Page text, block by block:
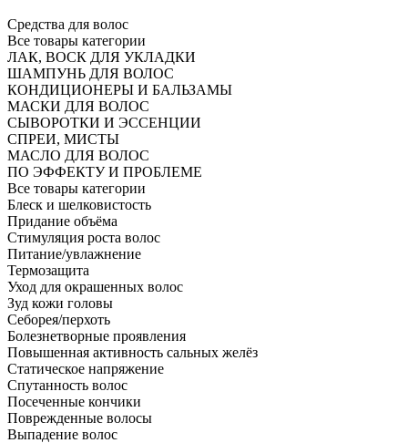
Средства для волос
Все товары категории
ЛАК, ВОСК ДЛЯ УКЛАДКИ
ШАМПУНЬ ДЛЯ ВОЛОС
КОНДИЦИОНЕРЫ И БАЛЬЗАМЫ
МАСКИ ДЛЯ ВОЛОС
СЫВОРОТКИ И ЭССЕНЦИИ
СПРЕИ, МИСТЫ
МАСЛО ДЛЯ ВОЛОС
ПО ЭФФЕКТУ И ПРОБЛЕМЕ
Все товары категории
Блеск и шелковистость
Придание объёма
Стимуляция роста волос
Питание/увлажнение
Термозащита
Уход для окрашенных волос
Зуд кожи головы
Себорея/перхоть
Болезнетворные проявления
Повышенная активность сальных желёз
Статическое напряжение
Спутанность волос
Посеченные кончики
Поврежденные волосы
Выпадение волос